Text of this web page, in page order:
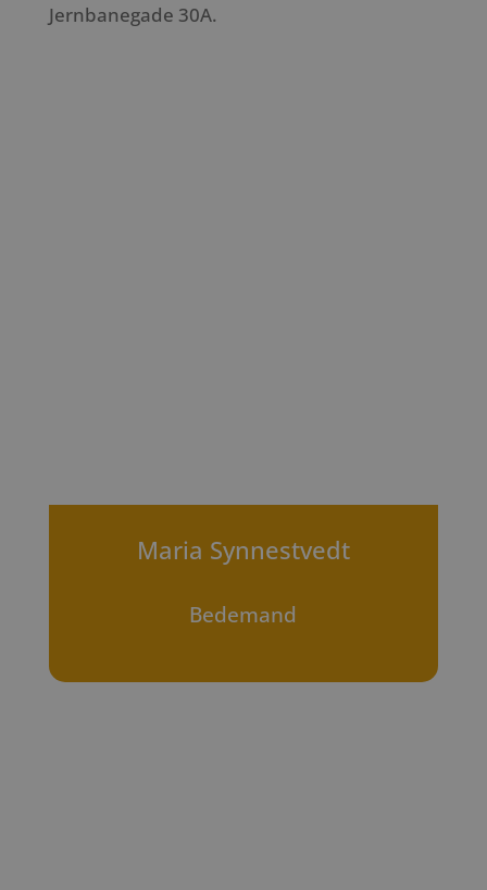
Jernbanegade 30A.
Maria Synnestvedt
Bedemand